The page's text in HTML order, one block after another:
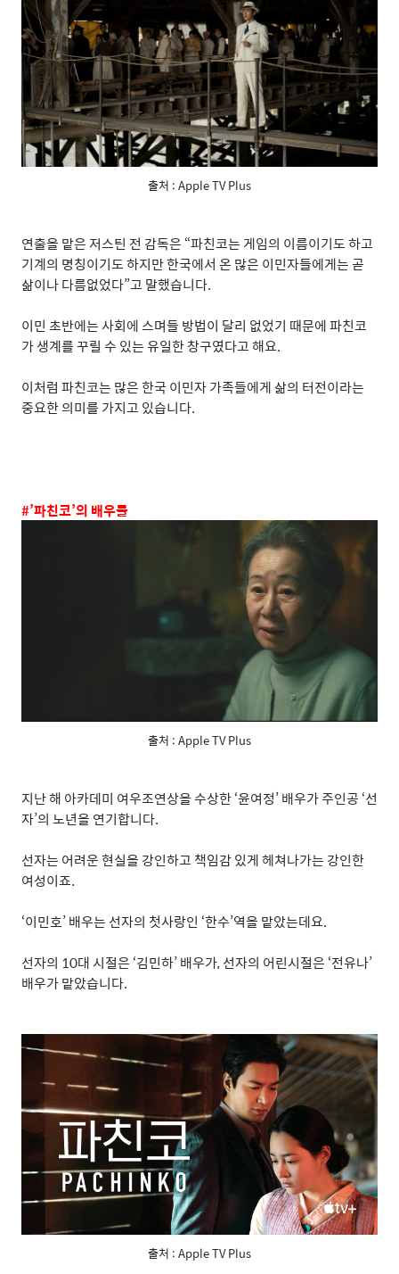
출처 : Apple TV Plus
연출을 맡은 저스틴 전 감독은 “파친코는 게임의 이름이기도 하고
기계의 명칭이기도 하지만 한국에서 온 많은 이민자들에게는 곧
삶이나 다름없었다”고 말했습니다.
이민 초반에는 사회에 스며들 방법이 달리 없었기 때문에 파친코
가 생계를 꾸릴 수 있는 유일한 창구였다고 해요.
이처럼 파친코는 많은 한국 이민자 가족들에게 삶의 터전이라는
중요한 의미를 가지고 있습니다.
#’파친코’의 배우들
출처 : Apple TV Plus
지난 해 아카데미 여우조연상을 수상한‘윤여정’배우가 주인공 ‘선
자’의 노년을 연기합니다.
선자는 어려운 현실을 강인하고 책임감 있게 헤쳐나가는 강인한
여성이죠.
‘이민호’배우는 선자의 첫사랑인 ‘한수’역을 맡았는데요.
선자의 10대 시절은 ‘김민하’배우가,선자의 어린시절은 ‘전유나’
배우가 맡았습니다.
출처 : Apple TV Plus